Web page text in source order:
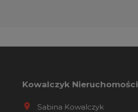
Kowalczyk Nieruchomości
Sabina Kowalczyk